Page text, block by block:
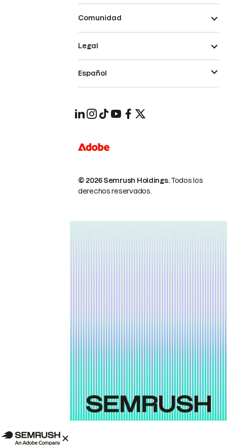
Comunidad
© 2026 Semrush Holdings.Todos los
derechos reservados.
Legal
Español